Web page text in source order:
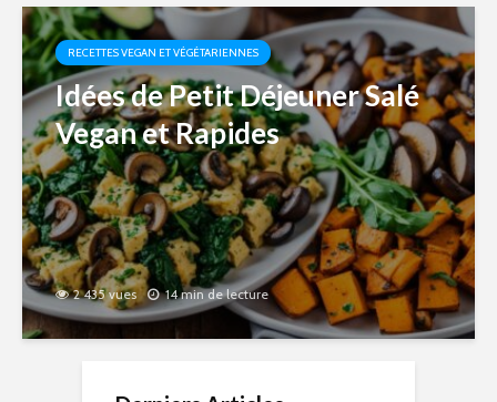
RECETTES VEGAN ET VÉGÉTARIENNES
Idées de Petit Déjeuner Salé
Vegan et Rapides
2 435 vues 14 min de lecture